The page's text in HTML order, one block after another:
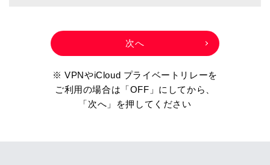
※ VPNやiCloud プライベートリレーを
ご利用の場合は「OFF」にしてから、
「次へ」を押してください